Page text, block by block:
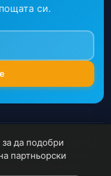
си.
променят. Patuvai.eu е
билети или
принадлежат на
за да подобри
партньорски